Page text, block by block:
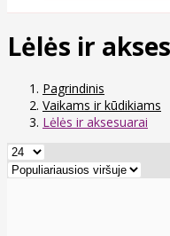
Lėlės ir
Pagrindinis
Vaikams ir kūdikiams
Lėlės ir aksesuarai